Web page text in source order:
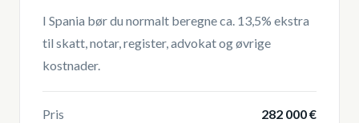
I Spania bør du normalt beregne ca. 13,5% ekstra
til skatt, notar, register, advokat og øvrige
kostnader.
Pris
282 000 €